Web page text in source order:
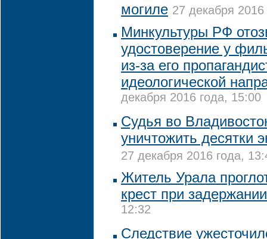
могиле 27 декабря
Минкультуры РФ
удостоверение у
из-за его
идеологической
декабря 2016 года, 15:00
Судья во
уничтожить десятки
27 декабря 2016 года,
Житель Урала
крест при задержании
12:32
Следствие